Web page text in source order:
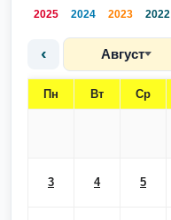
2025 2024 2023 2022
‹ Август
Пн Вт Ср
3 4 5